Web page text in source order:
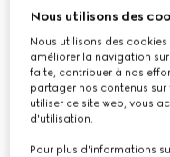
Lunettes de soleil
CA$690
Déclinaisons métal doré
Nous utilisons des
Nous utilisons des
améliorer la navigation
faite, contribuer à nos
partager nos contenus sur
utiliser ce site web, vous
d'utilisation.
Pour plus d'informations